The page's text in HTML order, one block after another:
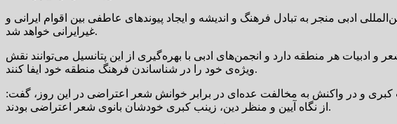
ادبی منجر به تبادل فرهنگ و اندیشه و ایجاد پیوندهای عاطفی بین اقوام ایرانی و
غیرایرانی خواهد شد.
هر منطقه دارد و انجمن‌های ادبی با بهره‌گیری از این پتانسیل می‌توانند نقش
ویژه‌ی خود را در شناساندن فرهنگ منطقه خود ایفا کنند.
و در واکنش به مخالفت عده‌ای در برابر خوانش شعر اعتراضی در این روز، گفت:
از نگاه آیین و منظر دین، زینب کبری خودشان بانوی شعر اعتراضی بودند.